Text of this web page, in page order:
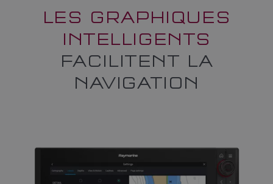
LES GRAPHIQUES
INTELLIGENTS
FACILITENT LA
NAVIGATION